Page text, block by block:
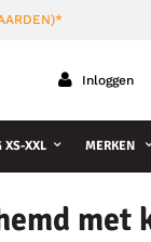
Inloggen
XS-XXL MERKEN
met